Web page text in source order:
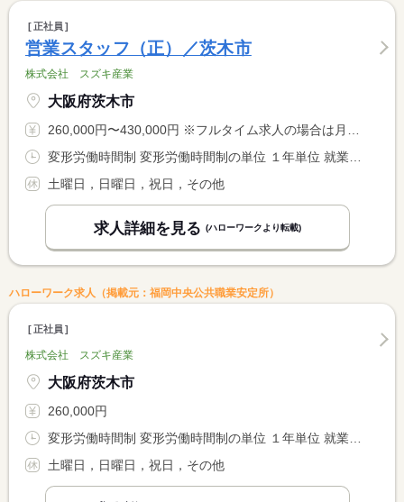
正社員
営業スタッフ（正）／茨木市
株式会社 スズキ産業
大阪府茨木市
260,000円〜430,000円 ※フルタイム求人の場合は月額（換算額）、パート求人の場合は時間額を表示しています。
土曜日，日曜日，祝日，その他
求人詳細を見る (ハローワークより転載)
ハローワーク求人（掲載元：福岡中央公共職業安定所）
正社員
株式会社 スズキ産業
大阪府茨木市
260,000円
土曜日，日曜日，祝日，その他